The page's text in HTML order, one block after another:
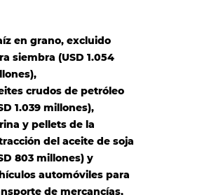
en grano, excluido
siembra (USD 1.054
crudos de petróleo
1.039 millones),
y pellets de la
del aceite de soja
803 millones) y
automóviles para
de mercancías,